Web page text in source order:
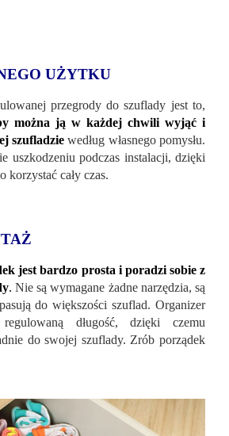
UŻYTKU
przegrody do szuflady jest to,
można ją w każdej chwili wyjąć i
szufladzie według własnego pomysłu.
uszkodzeniu podczas instalacji, dzięki
korzystać cały czas.
jest bardzo prosta i poradzi sobie z
. Nie są wymagane żadne narzędzia, są
do większości szuflad. Organizer
długość, dzięki czemu
do swojej szuflady. Zrób porządek